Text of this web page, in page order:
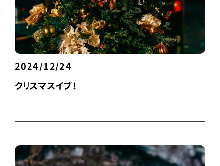
2024/12/24
クリスマスイブ！